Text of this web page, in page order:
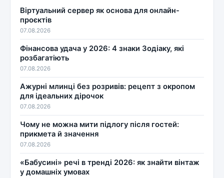
Віртуальний сервер як основа для онлайн-
проєктів
07.08.2026
Фінансова удача у 2026: 4 знаки Зодіаку, які
розбагатіють
07.08.2026
Ажурні млинці без розривів: рецепт з окропом
для ідеальних дірочок
07.08.2026
Чому не можна мити підлогу після гостей:
прикмета й значення
07.08.2026
«Бабусині» речі в тренді 2026: як знайти вінтаж
у домашніх умовах